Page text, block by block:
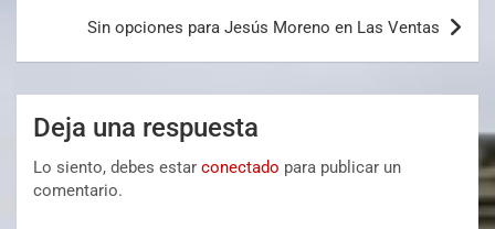
Sin opciones para Jesús Moreno en Las Ventas
Deja una respuesta
Lo siento, debes estar conectado para publicar un
comentario.